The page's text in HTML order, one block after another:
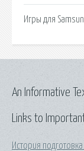
Игры для
Links to
История подготовка
An Informative